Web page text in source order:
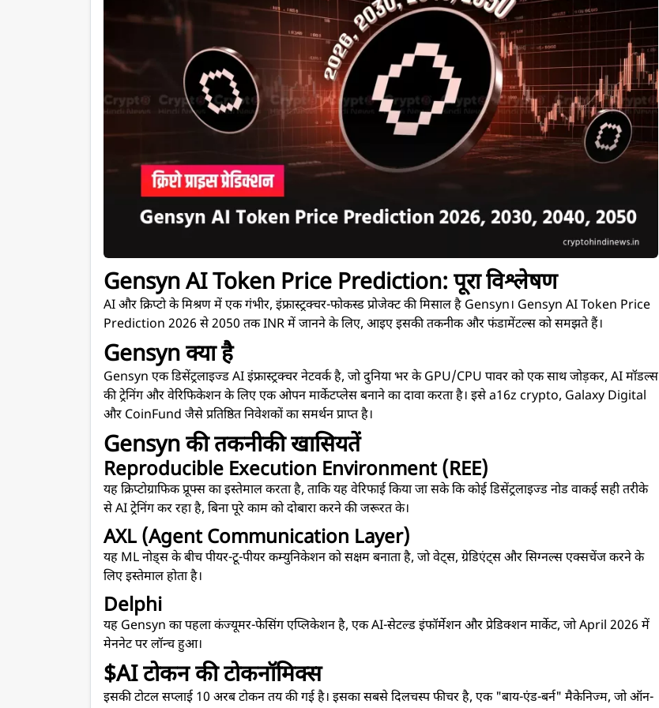
Gensyn AI Token Price Prediction: पूरा विश्लेषण
AI और क्रिप्टो के मिश्रण में एक गंभीर, इंफ्रास्ट्रक्चर-फोकस्ड प्रोजेक्ट की मिसाल है Gensyn। Gensyn AI Token Price
Prediction 2026 से 2050 तक INR में जानने के लिए, आइए इसकी तकनीक और फंडामेंटल्स को समझते हैं।
Gensyn क्या है
Gensyn एक डिसेंट्रलाइज्ड AI इंफ्रास्ट्रक्चर नेटवर्क है, जो दुनिया भर के GPU/CPU पावर को एक साथ जोड़कर, AI मॉडल्स
की ट्रेनिंग और वेरिफिकेशन के लिए एक ओपन मार्केटप्लेस बनाने का दावा करता है। इसे a16z crypto, Galaxy Digital
और CoinFund जैसे प्रतिष्ठित निवेशकों का समर्थन प्राप्त है।
Gensyn की तकनीकी खासियतें
Reproducible Execution Environment (REE)
यह क्रिप्टोग्राफिक प्रूफ्स का इस्तेमाल करता है, ताकि यह वेरिफाई किया जा सके कि कोई डिसेंट्रलाइज्ड नोड वाकई सही तरीके
से AI ट्रेनिंग कर रहा है, बिना पूरे काम को दोबारा करने की जरूरत के।
AXL (Agent Communication Layer)
यह ML नोड्स के बीच पीयर-टू-पीयर कम्युनिकेशन को सक्षम बनाता है, जो वेट्स, ग्रेडिएंट्स और सिग्नल्स एक्सचेंज करने के
लिए इस्तेमाल होता है।
Delphi
यह Gensyn का पहला कंज्यूमर-फेसिंग एप्लिकेशन है, एक AI-सेटल्ड इंफॉर्मेशन और प्रेडिक्शन मार्केट, जो April 2026 में
मेननेट पर लॉन्च हुआ।
$AI टोकन की टोकनॉमिक्स
इसकी टोटल सप्लाई 10 अरब टोकन तय की गई है। इसका सबसे दिलचस्प फीचर है, एक "बाय-एंड-बर्न" मैकेनिज्म, जो ऑन-